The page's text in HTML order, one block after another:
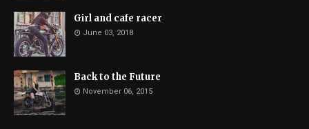
Girl and cafe racer
June 03, 2018
Back to the Future
November 06, 2015